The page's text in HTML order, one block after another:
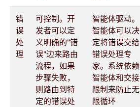
错
误
处
理
可控制。开
发者可以定
义明确的"错
误"边来路由
流程，如果
步骤失败，
则路由到特
定的错误处
智能体驱动。
智能体可以决
定将错误交给
错误处理专
家。系统依赖
智能体和交接
限制来防止无
限循环